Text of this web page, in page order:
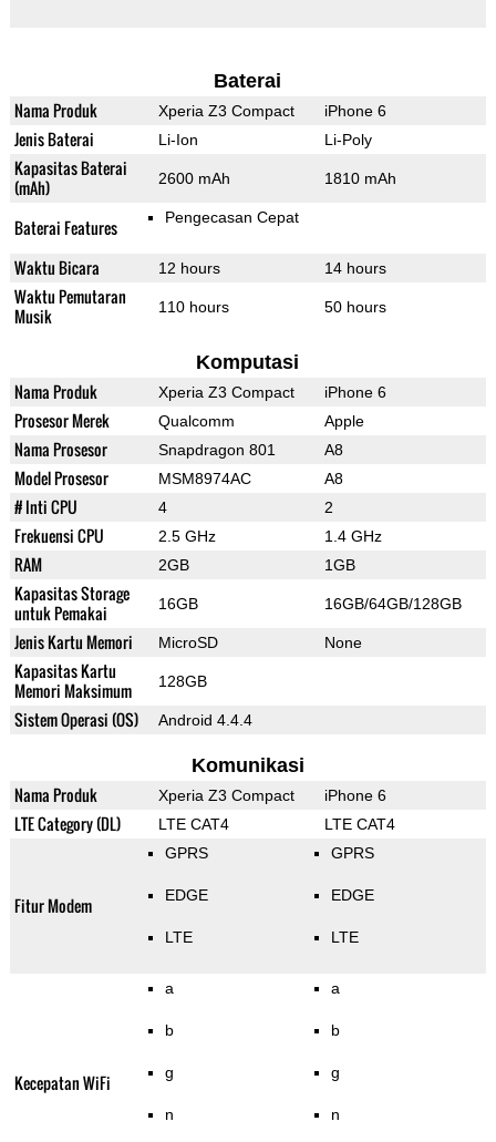
Baterai
Nama Produk Xperia Z3 Compact iPhone 6
Jenis Baterai Li-Ion Li-Poly
Kapasitas Baterai
(mAh)
2600 mAh 1810 mAh
Baterai Features Pengecasan Cepat
Waktu Bicara 12 hours 14 hours
Waktu Pemutaran
Musik
110 hours 50 hours
Komputasi
Nama Produk Xperia Z3 Compact iPhone 6
Prosesor Merek Qualcomm Apple
Nama Prosesor Snapdragon 801 A8
Model Prosesor MSM8974AC A8
# Inti CPU 4 2
Frekuensi CPU 2.5 GHz 1.4 GHz
RAM 2GB 1GB
Kapasitas Storage
untuk Pemakai
16GB 16GB/64GB/128GB
Jenis Kartu Memori MicroSD None
Kapasitas Kartu
Memori Maksimum
128GB
Sistem Operasi (OS) Android 4.4.4
Komunikasi
Nama Produk Xperia Z3 Compact iPhone 6
LTE Category (DL) LTE CAT4 LTE CAT4
Fitur Modem
GPRS
EDGE
LTE
GPRS
EDGE
LTE
Kecepatan WiFi
a
b
g
n
a
b
g
n